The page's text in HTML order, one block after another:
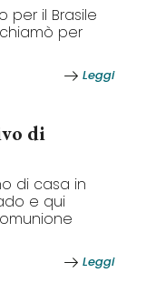
per il Brasile
per
Leggi
di
di casa in
e qui
Leggi